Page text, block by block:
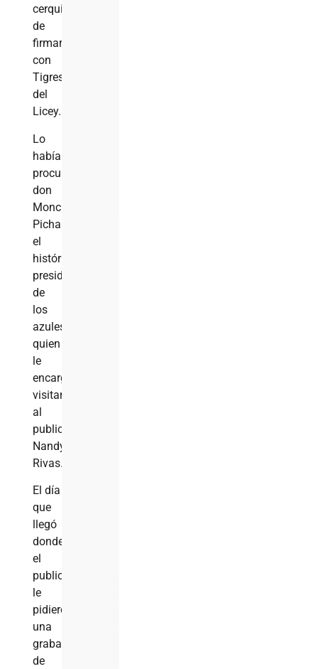
cerquita
de
firmar
con
Tigres
del
Licey.
Lo
había
procurado
don
Monchin
Pichardo,
el
histórico
presidente
de
los
azules,
quien
le
encargó
visitar
al
publicista
Nandy
Rivas.
El día
que
llegó
donde
el
publicista
le
pidieron
una
grabación
de